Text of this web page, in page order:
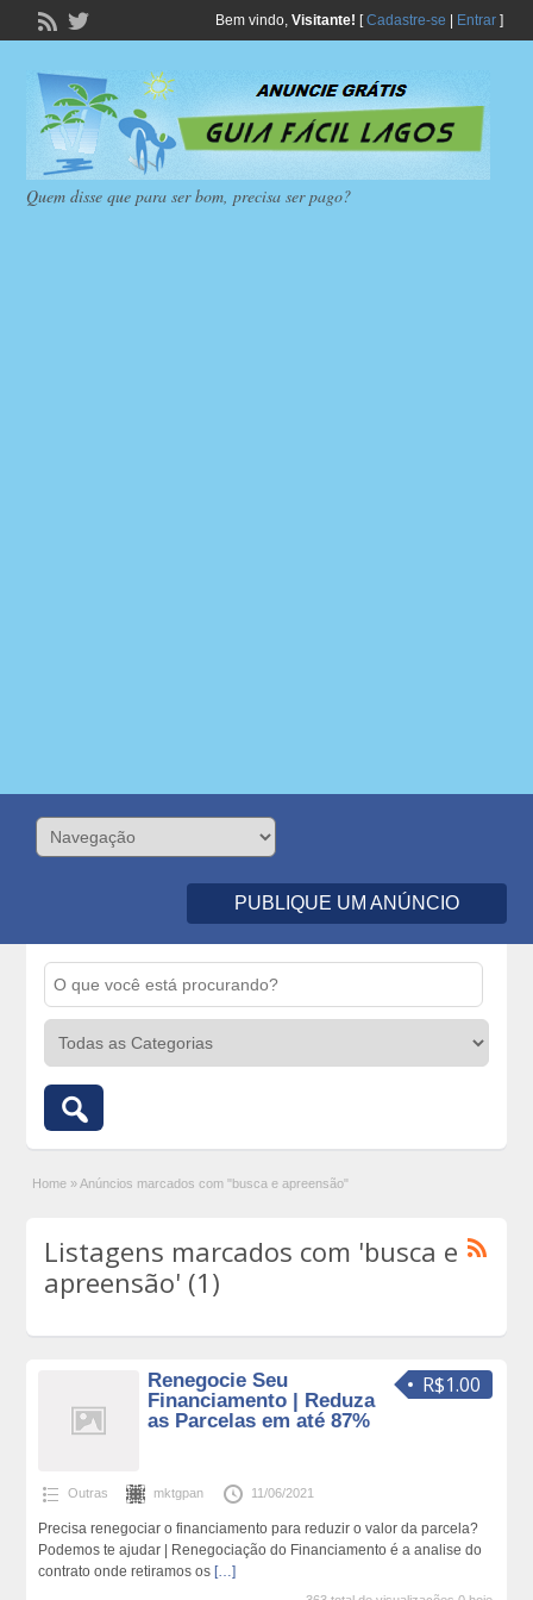
Bem vindo, Visitante! [Cadastre-se Entrar]
Quem disse que para ser bom, precisa ser pago?
PUBLIQUE UM ANÚNCIO
Home » Anúncios marcados com "busca e apreensão"
Listagens marcados com 'busca e
apreensão' (1)
R$1.00
Renegocie Seu
Financiamento | Reduza
as Parcelas em até 87%
Outras mktgpan 11/06/2021
Precisa renegociar o financiamento para reduzir o valor da parcela?
Podemos te ajudar | Renegociação do Financiamento é a analise do
contrato onde retiramos os […]